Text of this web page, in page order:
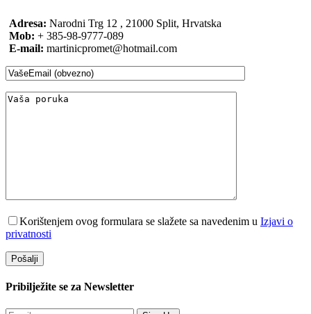
Adresa: Narodni Trg 12 , 21000 Split, Hrvatska
Mob: + 385-98-9777-089
E-mail: martinicpromet@hotmail.com
Korištenjem ovog formulara se slažete sa navedenim u Izjavi o
privatnosti
Pribilježite se za Newsletter